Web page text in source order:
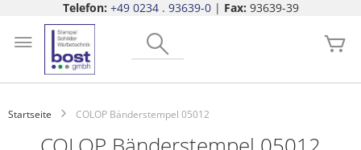
Telefon: +49 0234 . 93639-0| Fax: 93639-39
springen
Startseite COLOP Bänderstempel 05012